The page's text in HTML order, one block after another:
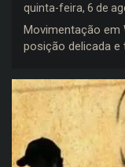
quinta-feira, 6 de
Movimentação em
posição delicada